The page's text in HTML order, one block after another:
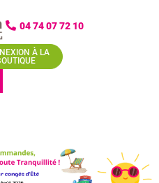
04 74 07 72 10
À LA